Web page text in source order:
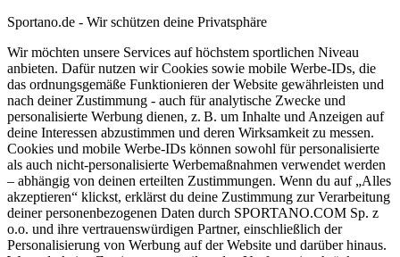
Sportano.de - Wir schützen deine Privatsphäre
Wir möchten unsere Services auf höchstem sportlichen Niveau
anbieten. Dafür nutzen wir Cookies sowie mobile Werbe-IDs, die
das ordnungsgemäße Funktionieren der Website gewährleisten und
nach deiner Zustimmung - auch für analytische Zwecke und
personalisierte Werbung dienen, z. B. um Inhalte und Anzeigen auf
deine Interessen abzustimmen und deren Wirksamkeit zu messen.
Cookies und mobile Werbe-IDs können sowohl für personalisierte
als auch nicht-personalisierte Werbemaßnahmen verwendet werden
– abhängig von deinen erteilten Zustimmungen. Wenn du auf „Alles
akzeptieren“ klickst, erklärst du deine Zustimmung zur Verarbeitung
deiner personenbezogenen Daten durch SPORTANO.COM Sp. z
o.o. und ihre vertrauenswürdigen Partner, einschließlich der
Personalisierung von Werbung auf der Website und darüber hinaus.